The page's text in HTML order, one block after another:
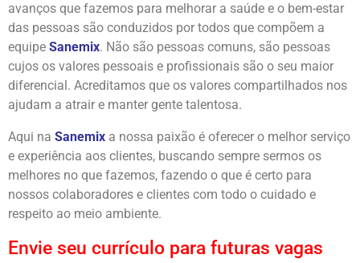
avanços que fazemos para melhorar a saúde e o bem-estar
das pessoas são conduzidos por todos que compõem a
equipe Sanemix. Não são pessoas comuns, são pessoas
cujos os valores pessoais e profissionais são o seu maior
diferencial. Acreditamos que os valores compartilhados nos
ajudam a atrair e manter gente talentosa.
Aqui na Sanemix a nossa paixão é oferecer o melhor serviço
e experiência aos clientes, buscando sempre sermos os
melhores no que fazemos, fazendo o que é certo para
nossos colaboradores e clientes com todo o cuidado e
respeito ao meio ambiente.
Envie seu currículo para futuras vagas